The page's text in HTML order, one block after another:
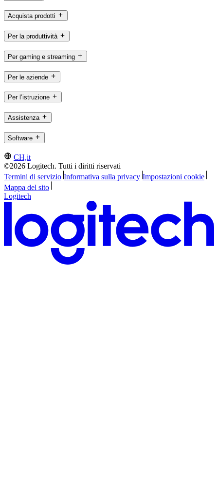
Acquista prodotti
Per la produttività
Per gaming e streaming
Per le aziende
Per l’istruzione
Assistenza
Software
CH,it
©2026 Logitech. Tutti i diritti riservati
Termini di servizio Informativa sulla privacy Impostazioni cookie
Mappa del sito
Logitech